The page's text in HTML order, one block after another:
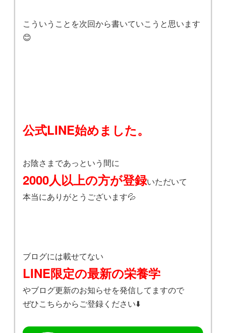
こういうことを次回から書いていこうと思います
😊
公式LINE始めました。
お陰さまであっという間に
2000人以上の方が登録いただいて
本当にありがとうございます💦
ブログには載せてない
LINE限定の最新の栄養学
やブログ更新のお知らせを発信してますので
ぜひこちらからご登録ください⬇️